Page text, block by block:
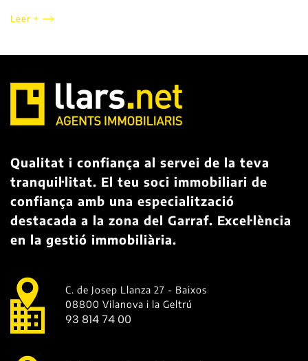
Leer +
Qualitat i confiança al servei de la teva
tranquil·litat. El teu soci immobiliari de
confiança amb una especialització
destacada a la zona del Garraf. Excel·lència
en la gestió immobiliària.
C. de Josep Llanza 27 - Baixos
08800 Vilanova i la Geltrú
93 814 74 00